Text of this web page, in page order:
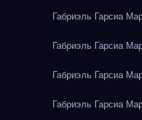
Габриэль Гарсиа
Габриэль Гарсиа
Габриэль Гарсиа
Габриэль Гарсиа